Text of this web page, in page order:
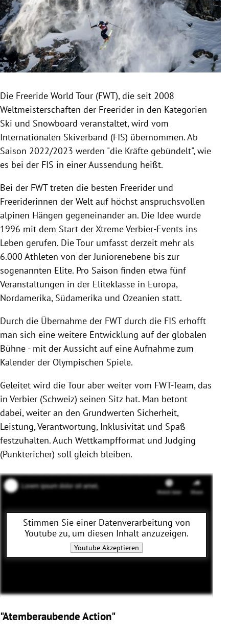
Untermenü
Untermenü
Untermenü
Untermenü
Die Freeride World Tour (FWT), die seit 2008
Weltmeisterschaften der Freerider in den Kategorien
Ski und Snowboard veranstaltet, wird vom
Internationalen Skiverband (FIS) übernommen. Ab
Saison 2022/2023 werden "die Kräfte gebündelt", wie
es bei der FIS in einer Aussendung heißt.
Bei der FWT treten die besten Freerider und
Freeriderinnen der Welt auf höchst anspruchsvollen
alpinen Hängen gegeneinander an. Die Idee wurde
1996 mit dem Start der Xtreme Verbier-Events ins
Leben gerufen. Die Tour umfasst derzeit mehr als
6.000 Athleten von der Juniorenebene bis zur
sogenannten Elite. Pro Saison finden etwa fünf
Veranstaltungen in der Eliteklasse in Europa,
Nordamerika, Südamerika und Ozeanien statt.
Durch die Übernahme der FWT durch die FIS erhofft
man sich eine weitere Entwicklung auf der globalen
Bühne - mit der Aussicht auf eine Aufnahme zum
Kalender der Olympischen Spiele.
Geleitet wird die Tour aber weiter vom FWT-Team, das
in Verbier (Schweiz) seinen Sitz hat. Man betont
dabei, weiter an den Grundwerten Sicherheit,
Leistung, Verantwortung, Inklusivität und Spaß
festzuhalten. Auch Wettkampfformat und Judging
(Punktericher) soll gleich bleiben.
Stimmen Sie einer Datenverarbeitung von
Youtubezu, um diesen Inhalt anzuzeigen.
YoutubeAkzeptieren
"Atemberaubende Action"